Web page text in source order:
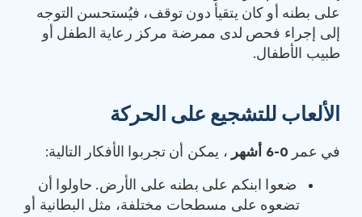
على بطنه أو كان يتقيأ دون توقف، فيُستحسن التوجه
إلى إجراء فحص لدى ممرضة مركز رعاية الطفل أو
طبيب الأطفال.
الألعاب للتشجيع على الحركة
في عمر 0-6 ‏ أشهر ، يمكن أن تجربوا الأفكار التالية:
ضعوا ابنكم على بطنه على الأرض. حاولوا أن
تضعوه على مسطحات مختلفة، مثل البطانية أو